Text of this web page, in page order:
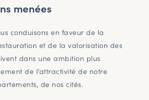
menées
conduisons en faveur de la
et de la valorisation des
dans une ambition plus
de l’attractivité de notre
de nos cités.